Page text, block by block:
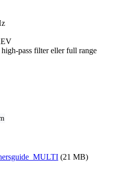
pass filter eller full range
(21 MB)